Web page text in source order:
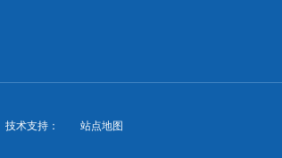
技术支持： 站点地图